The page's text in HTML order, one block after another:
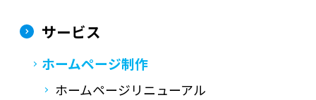
サービス
ホームページ制作
ホームページリニューアル